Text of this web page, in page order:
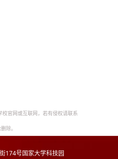
校官网或互联网，若有侵权请联系
除。
174号国家大学科技园